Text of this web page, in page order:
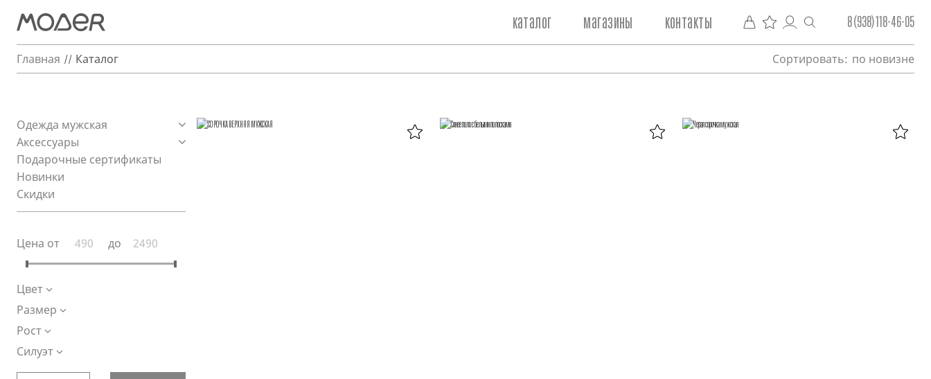
каталог магазины контакты 8 (938) 118-46-05
Главная Каталог Сортировать: по новизне
Одежда мужская
Аксессуары
Подарочные сертификаты
Новинки
Скидки
Цена от до
Цвет
Размер
Рост
Силуэт